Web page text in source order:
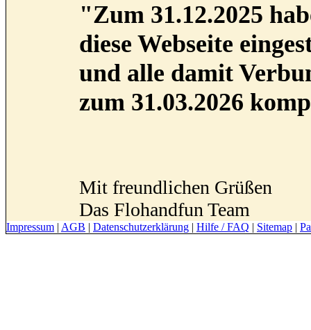
"Zum 31.12.2025
diese Webseite
und alle damit
zum 31.03.2026
Mit freundlichen Grüßen
Das Flohandfun Team
Impressum | AGB | Datenschutzerklärung | Hilfe / FAQ | Sitemap |